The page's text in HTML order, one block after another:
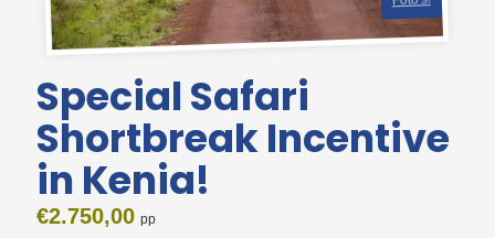
Special Safari
Shortbreak Incentive
in Kenia!
€2.750,00